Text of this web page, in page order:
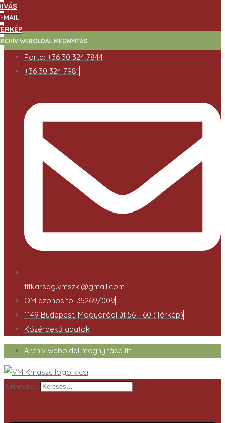
MAIL
WEBOLDAL MEGNYITÁS
Porta: +36 30 324 7844
+36 30 324 7981
titkarsag.vmszki@gmail.com
OM azonosító: 35269/009
1149 Budapest, Mogyoródi út 56 - 60 (Térkép)
Közérdekű adatok
Archív weboldal megnyitása itt!
Keresés…